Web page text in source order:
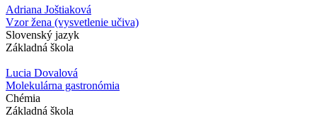
Adriana Joštiaková
Vzor žena (vysvetlenie učiva)
Slovenský jazyk
Základná škola
Lucia Dovalová
Molekulárna gastronómia
Chémia
Základná škola